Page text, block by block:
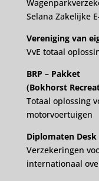
Selana Zakelijke
Vereniging van
VvE totaal
BRP – Pakket
(Bokhorst
Totaal oplossing
motorvoertuigen
Diplomaten Desk
Verzekeringen
internationaal